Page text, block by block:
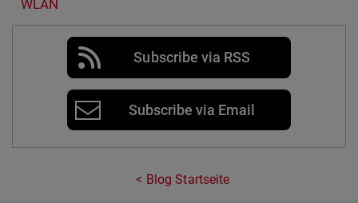
WLAN
Subscribe via RSS
Subscribe via Email
Blog Startseite